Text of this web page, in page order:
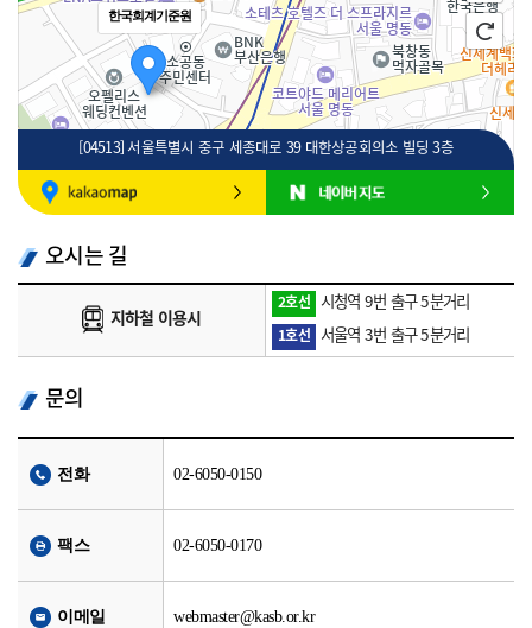
한국회계기준원
100m
[04513] 서울특별시 중구 세종대로 39 대한상공회의소 빌딩 3층
오시는 길
지하철 이용시
2호선 시청역 9번 출구 5분거리
1호선 서울역 3번 출구 5분거리
문의
전화 02-6050-0150
팩스 02-6050-0170
이메일 webmaster@kasb.or.kr